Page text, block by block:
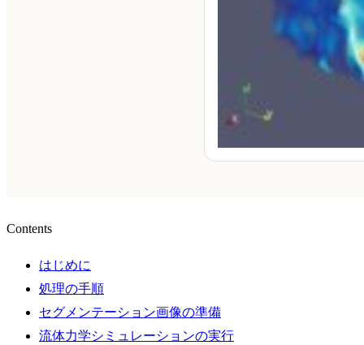
Contents
はじめに
処理の手順
セグメンテーション画像の準備
流体力学シミュレーションの実行